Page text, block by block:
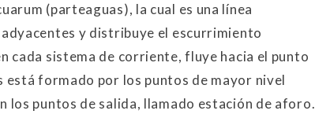
(parteaguas), la cual es una línea
y distribuye el escurrimiento
cada sistema de corriente, fluye hacia el punto
está formado por los puntos de mayor nivel
puntos de salida, llamado estación de aforo.